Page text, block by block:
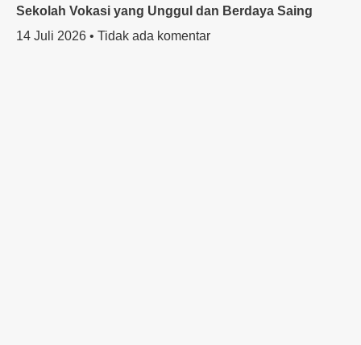
Sekolah Vokasi yang Unggul dan Berdaya Saing
14 Juli 2026
Tidak ada komentar